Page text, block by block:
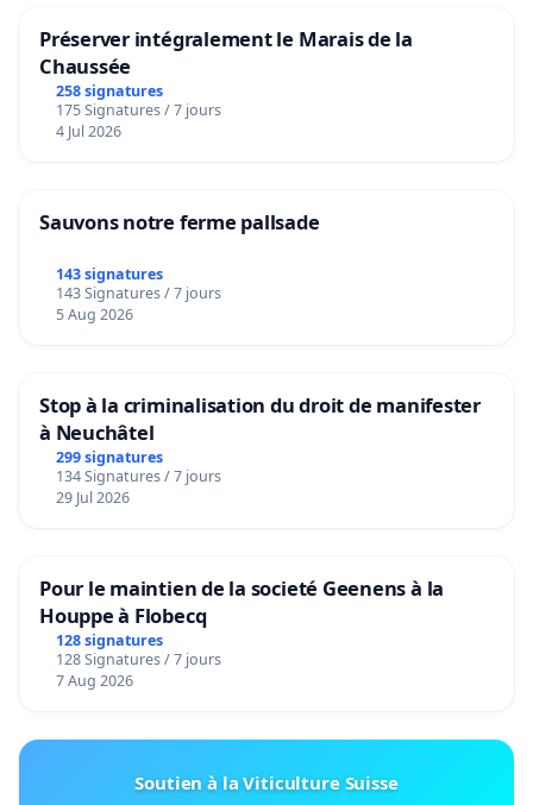
Préserver intégralement le Marais de la
Chaussée
258 signatures
175 Signatures / 7 jours
4 Jul 2026
Sauvons notre ferme pallsade
143 signatures
143 Signatures / 7 jours
5 Aug 2026
Stop à la criminalisation du droit de manifester
à Neuchâtel
299 signatures
134 Signatures / 7 jours
29 Jul 2026
Pour le maintien de la societé Geenens à la
Houppe à Flobecq
128 signatures
128 Signatures / 7 jours
7 Aug 2026
Soutien à la Viticulture Suisse